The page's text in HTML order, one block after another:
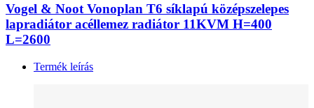
Vogel & Noot Vonoplan T6 síklapú középszelepes
lapradiátor acéllemez radiátor 11KVM H=400
L=2600
Termék leírás